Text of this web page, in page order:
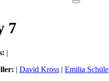
7
|
| David Kross | Emilia Schüle